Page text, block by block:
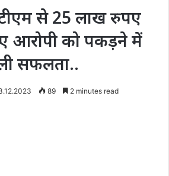
से 25 लाख रुपए
आरोपी को पकड़ने में
सफलता..
89 2 minutes read